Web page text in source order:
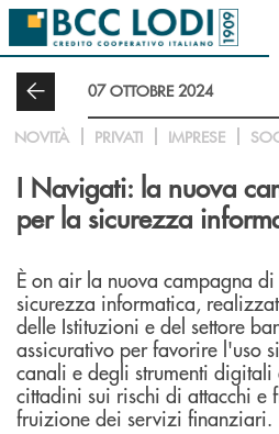
Salta al contenuto principale
07 OTTOBRE 2024
NOVITÀ PRIVATI IMPRESE
I Navigati: la nuova
per la sicurezza
È on air la nuova campagna
sicurezza informatica,
delle Istituzioni e del settore
assicurativo per favorire l'uso
canali e degli strumenti
cittadini sui rischi di attacchi e
fruizione dei servizi finanziari.